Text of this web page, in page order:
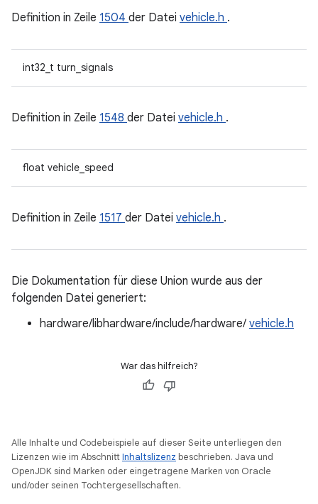
Definition in Zeile 1504 der Datei vehicle.h .
int32_t turn_signals
Definition in Zeile 1548 der Datei vehicle.h .
float vehicle_speed
Definition in Zeile 1517 der Datei vehicle.h .
Die Dokumentation für diese Union wurde aus der
folgenden Datei generiert:
hardware/libhardware/include/hardware/ vehicle.h
War das hilfreich?
Alle Inhalte und Codebeispiele auf dieser Seite unterliegen den
Lizenzen wie im AbschnittInhaltslizenz beschrieben. Java und
OpenJDK sind Marken oder eingetragene Marken von Oracle
und/oder seinen Tochtergesellschaften.